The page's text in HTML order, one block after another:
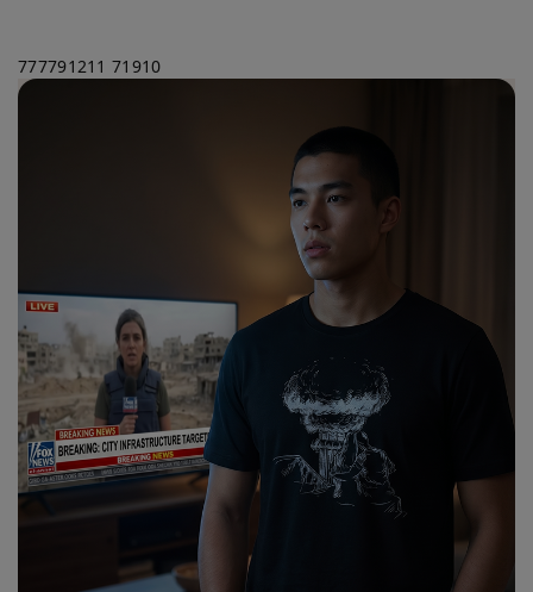
777791211 71910